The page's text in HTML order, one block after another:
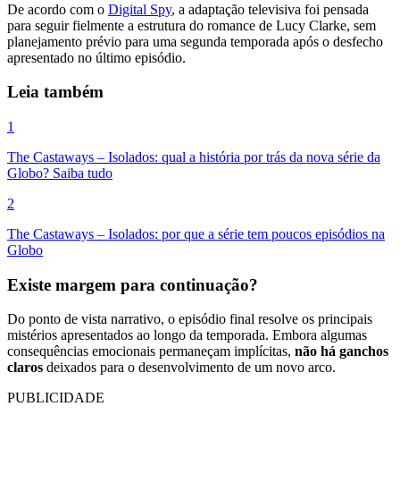
De acordo com o Digital Spy, a adaptação televisiva foi pensada
para seguir fielmente a estrutura do romance de Lucy Clarke, sem
planejamento prévio para uma segunda temporada após o desfecho
apresentado no último episódio.
Leia também
1
The Castaways – Isolados: qual a história por trás da nova série da
Globo? Saiba tudo
2
The Castaways – Isolados: por que a série tem poucos episódios na
Globo
Existe margem para continuação?
Do ponto de vista narrativo, o episódio final resolve os principais
mistérios apresentados ao longo da temporada. Embora algumas
consequências emocionais permaneçam implícitas, não há ganchos
claros deixados para o desenvolvimento de um novo arco.
PUBLICIDADE